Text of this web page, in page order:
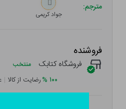
مترجم:
جواد کریمی
فروشنده
فروشگاه کتابک منتخب
۱۰۰ %رضایت از کالا |